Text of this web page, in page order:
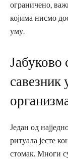
ограничено,
којима нисмо
уму.
Јабуково
савезник
Један од
ритуала јесте
стомак. Многи